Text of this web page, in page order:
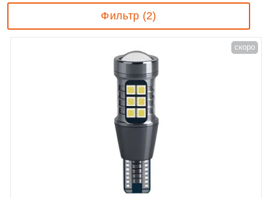
Фильтр (2)
скоро